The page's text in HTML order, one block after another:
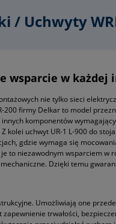
/ Uchwyty
wsparcie w każdej
nie tylko sieci
firmy Delkar to model
komponentów
uchwyt UR-1 L-900 do
gdzie wymaga się
to niezawodnym wsparciem
Dzięki temu
Umożliwiają one
trwałości,